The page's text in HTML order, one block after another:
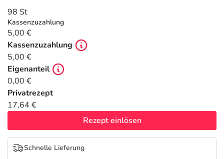
Tierapotheke
Vitamine & Mineralstoffe
Marken
Salus Deals
98 St
Kassenzuzahlung
5,00 €
Kassenzuzahlung
5,00 €
Eigenanteil
0,00 €
Privatrezept
17,64 €
Rezept einlösen
Schnelle Lieferung